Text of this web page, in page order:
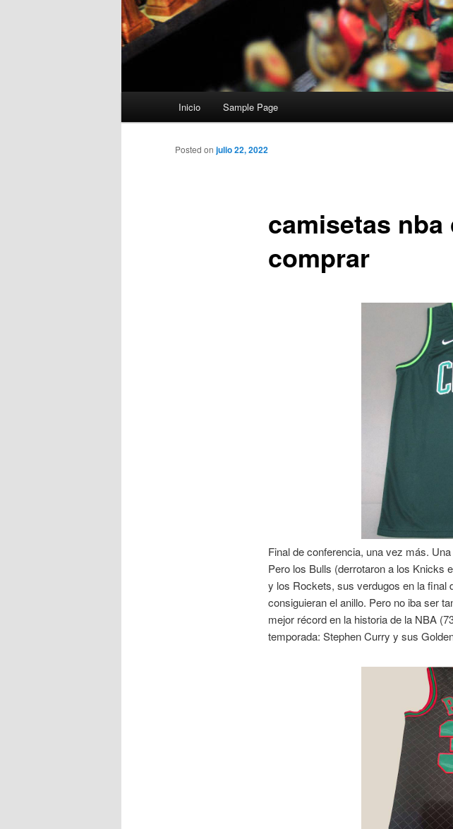
Inicio Sample Page
camisetas
comprar
Posted on julio 22, 2022
Final de conferencia, una vez más.
Pero los Bulls (derrotaron a los Knicks
y los Rockets, sus verdugos en la final
consiguieran el anillo. Pero no iba ser
mejor récord en la historia de la NBA
temporada: Stephen Curry y sus